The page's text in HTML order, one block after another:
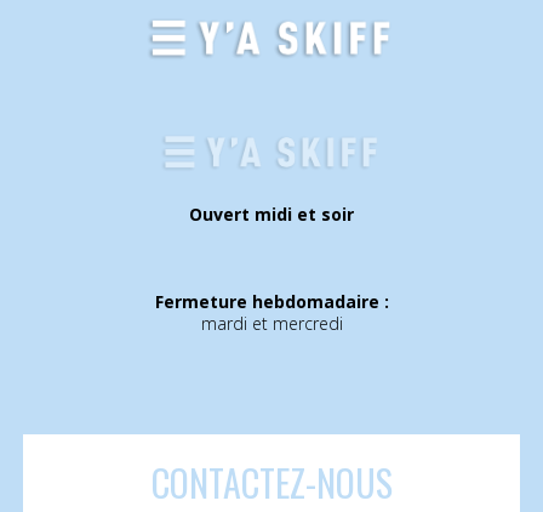
Ouvert midi et soir
Fermeture hebdomadaire :
mardi et mercredi
CONTACTEZ-NOUS